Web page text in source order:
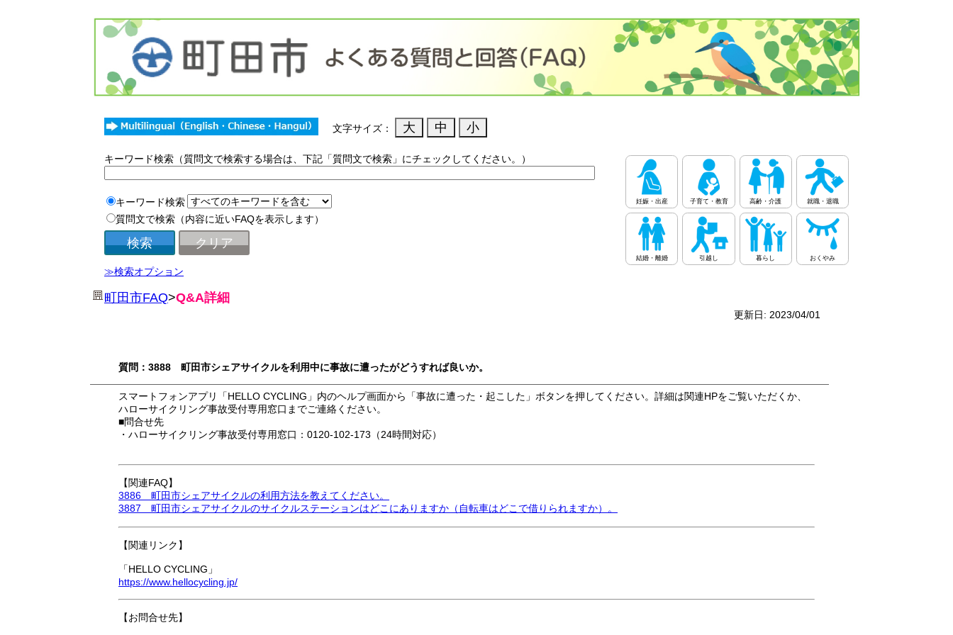
文字サイズ：
キーワード検索（質問文で検索する場合は、下記「質問文で検索」にチェックしてください。）
キーワード検索
質問文で検索（内容に近いFAQを表示します）
≫検索オプション
町田市FAQ>Q&A詳細
更新日: 2023/04/01
質問：3888 町田市シェアサイクルを利用中に事故に遭ったがどうすれば良いか。
スマートフォンアプリ「HELLO CYCLING」内のヘルプ画面から「事故に遭った・起こした」ボタンを押してください。詳細は関連HPをご覧いただくか、
ハローサイクリング事故受付専用窓口までご連絡ください。
■問合せ先
・ハローサイクリング事故受付専用窓口：0120-102-173（24時間対応）
【関連FAQ】
3886 町田市シェアサイクルの利用方法を教えてください。
3887 町田市シェアサイクルのサイクルステーションはどこにありますか（自転車はどこで借りられますか）。
【関連リンク】
「HELLO CYCLING」
https://www.hellocycling.jp/
【お問合せ先】
妊娠・出産 子育て・教育 高齢・介護 就職・退職
結婚・離婚 引越し 暮らし おくやみ